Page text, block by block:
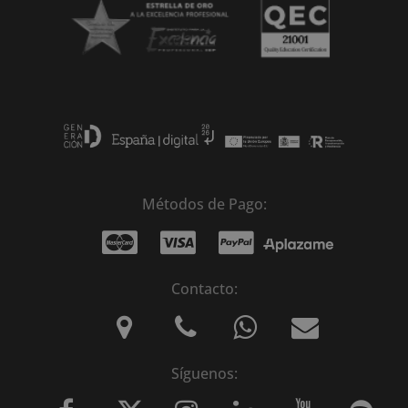
Métodos de Pago:
Contacto:
Síguenos: